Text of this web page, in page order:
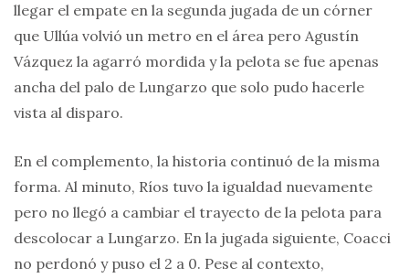
llegar el empate en la segunda jugada de un córner
que Ullúa volvió un metro en el área pero Agustín
Vázquez la agarró mordida y la pelota se fue apenas
ancha del palo de Lungarzo que solo pudo hacerle
vista al disparo.
En el complemento, la historia continuó de la misma
forma. Al minuto, Ríos tuvo la igualdad nuevamente
pero no llegó a cambiar el trayecto de la pelota para
descolocar a Lungarzo. En la jugada siguiente, Coacci
no perdonó y puso el 2 a 0. Pese al contexto,